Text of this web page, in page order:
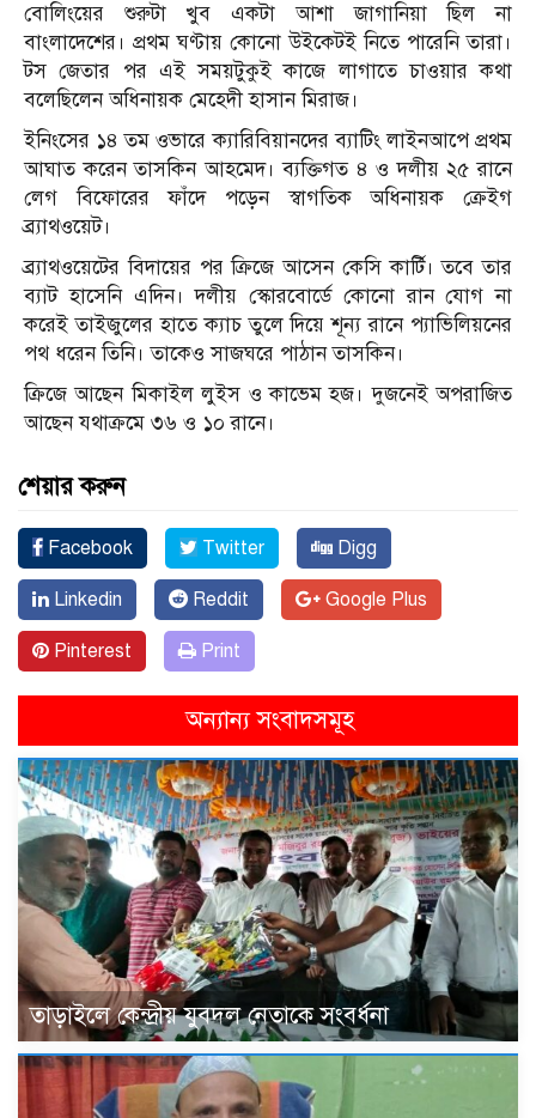
বোলিংয়ের শুরুটা ‍খুব একটা আশা জাগানিয়া ছিল না
বাংলাদেশের। প্রথম ঘণ্টায় কোনো উইকেটই নিতে পারেনি তারা।
টস জেতার পর এই সময়টুকুই কাজে লাগাতে চাওয়ার কথা
বলেছিলেন অধিনায়ক মেহেদী হাসান মিরাজ।
ইনিংসের ১৪ তম ওভারে ক্যারিবিয়ানদের ব্যাটিং লাইনআপে প্রথম
আঘাত করেন তাসকিন আহমেদ। ব্যক্তিগত ৪ ও দলীয় ২৫ রানে
লেগ বিফোরের ফাঁদে পড়েন স্বাগতিক অধিনায়ক ক্রেইগ
ব্র্যাথওয়েট।
ব্র্যাথওয়েটের বিদায়ের পর ক্রিজে আসেন কেসি কার্টি। তবে তার
ব্যাট হাসেনি এদিন। দলীয় স্কোরবোর্ডে কোনো রান যোগ না
করেই তাইজুলের হাতে ক্যাচ তুলে দিয়ে শূন্য রানে প্যাভিলিয়নের
পথ ধরেন তিনি। তাকেও সাজঘরে পাঠান তাসকিন।
ক্রিজে আছেন মিকাইল লুইস ও কাভেম হজ। দুজনেই অপরাজিত
আছেন যথাক্রমে ৩৬ ও ১০ রানে।
শেয়ার করুন
Facebook Twitter Digg
Linkedin Reddit Google Plus
Pinterest Print
অন্যান্য সংবাদসমূহ
তাড়াইলে কেন্দ্রীয় যুবদল নেতাকে সংবর্ধনা